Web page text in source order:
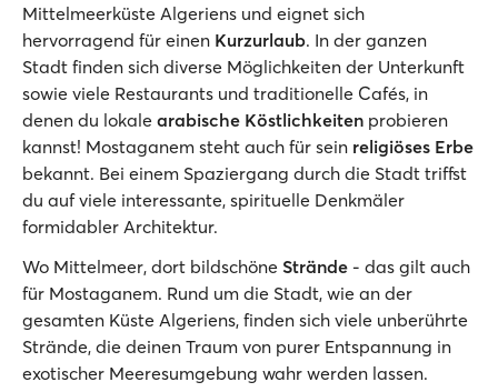
Mittelmeerküste Algeriens und eignet sich
hervorragend für einen Kurzurlaub. In der ganzen
Stadt finden sich diverse Möglichkeiten der Unterkunft
sowie viele Restaurants und traditionelle Cafés, in
denen du lokale arabische Köstlichkeiten probieren
kannst! Mostaganem steht auch für sein religiöses Erbe
bekannt. Bei einem Spaziergang durch die Stadt triffst
du auf viele interessante, spirituelle Denkmäler
formidabler Architektur.
Wo Mittelmeer, dort bildschöne Strände - das gilt auch
für Mostaganem. Rund um die Stadt, wie an der
gesamten Küste Algeriens, finden sich viele unberührte
Strände, die deinen Traum von purer Entspannung in
exotischer Meeresumgebung wahr werden lassen.